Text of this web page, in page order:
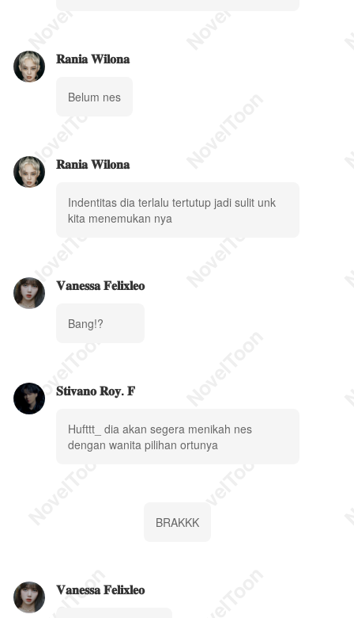
𝐑𝐚𝐧𝐢𝐚 𝐖𝐢𝐥𝐨𝐧𝐚
Belum nes
𝐑𝐚𝐧𝐢𝐚 𝐖𝐢𝐥𝐨𝐧𝐚
Indentitas dia terlalu tertutup jadi sulit unk
kita menemukan nya
𝐕𝐚𝐧𝐞𝐬𝐬𝐚 𝐅𝐞𝐥𝐢𝐱𝐥𝐞𝐨
Bang!?
𝐒𝐭𝐢𝐯𝐚𝐧𝐨 𝐑𝐨𝐲. 𝐅
Hufttt_ dia akan segera menikah nes
dengan wanita pilihan ortunya
BRAKKK
𝐕𝐚𝐧𝐞𝐬𝐬𝐚 𝐅𝐞𝐥𝐢𝐱𝐥𝐞𝐨